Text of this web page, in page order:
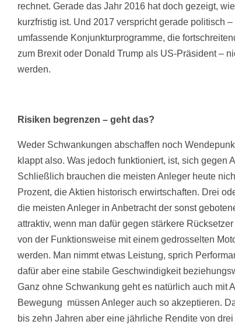
rechnet. Gerade das Jahr 2016 hat doch gezeigt,
kurzfristig ist. Und 2017 verspricht gerade politisch
umfassende Konjunkturprogramme, die
zum Brexit oder Donald Trump als US-Präsident –
werden.
Risiken begrenzen – geht das?
Weder Schwankungen abschaffen noch
klappt also. Was jedoch funktioniert, ist, sich gegen
Schließlich brauchen die meisten Anleger heute
Prozent, die Aktien historisch erwirtschaften. Drei
die meisten Anleger in Anbetracht der sonst
attraktiv, wenn man dafür gegen stärkere
von der Funktionsweise mit einem gedrosselten
werden. Man nimmt etwas Leistung, sprich
dafür aber eine stabile Geschwindigkeit
Ganz ohne Schwankung geht es natürlich auch mit
Bewegung müssen Anleger auch so akzeptieren.
bis zehn Jahren aber eine jährliche Rendite von